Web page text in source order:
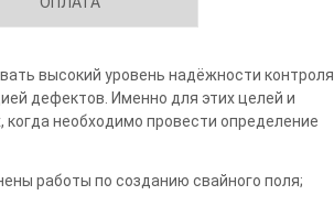
высокий уровень надёжности контроля
дефектов. Именно для этих целей и
необходимо провести определение
работы по созданию свайного поля;